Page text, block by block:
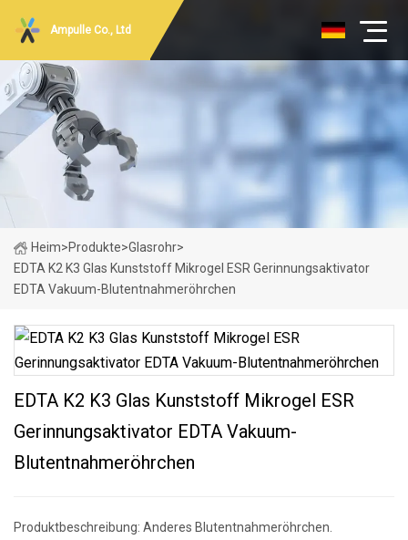
Ampulle Co., Ltd
Heim>Produkte>Glasrohr>
EDTA K2 K3 Glas Kunststoff Mikrogel ESR Gerinnungsaktivator
EDTA Vakuum-Blutentnahmeröhrchen
EDTA K2 K3 Glas Kunststoff Mikrogel ESR
Gerinnungsaktivator EDTA Vakuum-
Blutentnahmeröhrchen
Produktbeschreibung: Anderes Blutentnahmeröhrchen.